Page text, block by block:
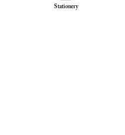
Stationery